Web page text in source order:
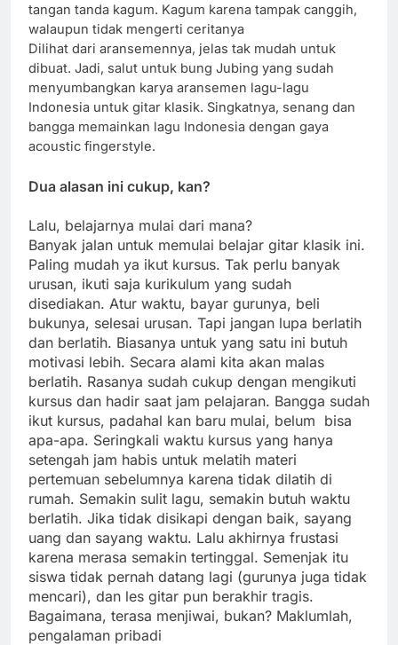
tangan tanda kagum. Kagum karena tampak canggih,
walaupun tidak mengerti ceritanya
Dilihat dari aransemennya, jelas tak mudah untuk
dibuat. Jadi, salut untuk bung Jubing yang sudah
menyumbangkan karya aransemen lagu-lagu
Indonesia untuk gitar klasik. Singkatnya, senang dan
bangga memainkan lagu Indonesia dengan gaya
acoustic fingerstyle.
Dua alasan ini cukup, kan?
Lalu, belajarnya mulai dari mana?
Banyak jalan untuk memulai belajar gitar klasik ini.
Paling mudah ya ikut kursus. Tak perlu banyak
urusan, ikuti saja kurikulum yang sudah
disediakan. Atur waktu, bayar gurunya, beli
bukunya, selesai urusan. Tapi jangan lupa berlatih
dan berlatih. Biasanya untuk yang satu ini butuh
motivasi lebih. Secara alami kita akan malas
berlatih. Rasanya sudah cukup dengan mengikuti
kursus dan hadir saat jam pelajaran. Bangga sudah
ikut kursus, padahal kan baru mulai, belum bisa
apa-apa. Seringkali waktu kursus yang hanya
setengah jam habis untuk melatih materi
pertemuan sebelumnya karena tidak dilatih di
rumah. Semakin sulit lagu, semakin butuh waktu
berlatih. Jika tidak disikapi dengan baik, sayang
uang dan sayang waktu. Lalu akhirnya frustasi
karena merasa semakin tertinggal. Semenjak itu
siswa tidak pernah datang lagi (gurunya juga tidak
mencari), dan les gitar pun berakhir tragis.
Bagaimana, terasa menjiwai, bukan? Maklumlah,
pengalaman pribadi